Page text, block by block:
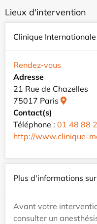
Lieux d'intervention
Clinique
Rendez-vous
Adresse
21 Rue de Chazelles
75017 Paris
Contact(s)
Téléphone : 01 48 88
http://www.clinique-
Plus d'informations
Avant votre
consulter un